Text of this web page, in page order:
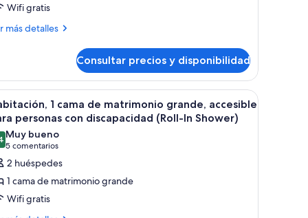
Wifi gratis
más detalles
Consultar precios y disponibilidad
con pared de piedra y vista a follaje.Habitación de hotel con una cama grande,
4
1 cama de matrimonio grande, accesible
personas con discapacidad (Roll-In Shower)
de 10
Muy bueno
5 comentarios
(5 comentarios)
2 huéspedes
1 cama de matrimonio grande
Wifi gratis